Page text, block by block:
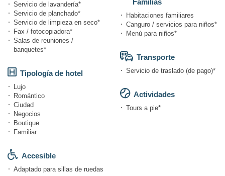
Servicio de lavandería*
Servicio de planchado*
Servicio de limpieza en seco*
Fax / fotocopiadora*
Salas de reuniones /
banquetes*
Tipología de hotel
Lujo
Romántico
Ciudad
Negocios
Boutique
Familiar
Accesible
Adaptado para sillas de ruedas
Familias
Habitaciones familiares
Canguro / servicios para niños*
Menú para niños*
Transporte
Servicio de traslado (de pago)*
Actividades
Tours a pie*